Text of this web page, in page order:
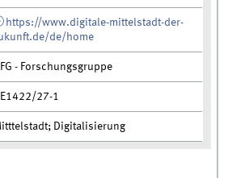
https://www.digitale-mittelstadt-der-
de/home
- Forschungsgruppe
27-1
Digitalisierung